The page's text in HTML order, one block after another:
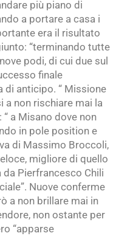
più piano di
a portare a casa i
era il risultato
“terminando tutte
podi, di cui due sul
finale
di anticipo. “ Missione
non rischiare mai la
“ a Misano dove non
in pole position e
di Massimo Broccoli,
migliore di quello
da Pierfrancesco Chili
Nuove conferme
a non brillare mai in
non ostante per
“apparse